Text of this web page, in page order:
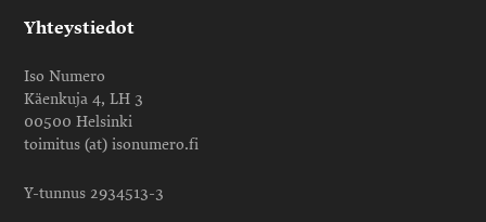
Yhteystiedot
Iso Numero
Käenkuja 4, LH 3
00500 Helsinki
toimitus (at) isonumero.fi
Y-tunnus 2934513-3